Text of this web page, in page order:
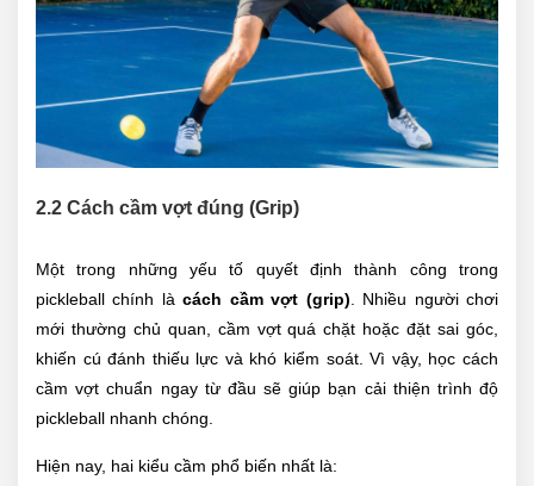
2.2 Cách cầm vợt đúng (Grip)
Một trong những yếu tố quyết định thành công trong
pickleball chính làcách cầm vợt (grip). Nhiều người chơi
mới thường chủ quan, cầm vợt quá chặt hoặc đặt sai góc,
khiến cú đánh thiếu lực và khó kiểm soát. Vì vậy, học cách
cầm vợt chuẩn ngay từ đầu sẽ giúp bạn cải thiện trình độ
pickleball nhanh chóng.
Hiện nay, hai kiểu cầm phổ biến nhất là: